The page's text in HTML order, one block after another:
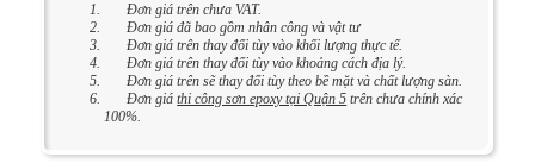
Đơn giá trên chưa VAT.
Đơn giá đã bao gồm nhân công và vật tư
Đơn giá trên thay đổi tùy vào khối lượng thực tế.
Đơn giá trên thay đổi tùy vào khoảng cách địa lý.
Đơn giá trên sẽ thay đổi tùy theo bề mặt và chất lượng sàn.
Đơn giáthi công sơn epoxy tại Quận 5 trên chưa chính xác
100%.